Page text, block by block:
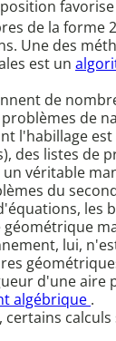
de la forme 2
Une des
est un
de
de
l'habillage est
des listes de
véritable
du
les
lui,
d'une aire
algébrique .
certains